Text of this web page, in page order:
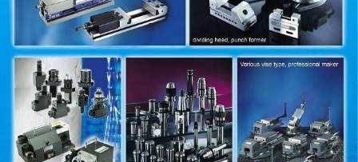
Los accesorios y herramientas universales en metalmecánica son
aquellos que se utilizan en una variedad de tareas y procesos de
fabricación de piezas metálicas. Estas herramientas pueden ser
consideradas como herramientas básicas que son necesarias para
cualquier trabajo de metalmecánica. Algunos ejemplos de accesorios y
herramientas universales en metalmecánica incluyen:
Tornillos de banco: son herramientas que se utilizan para sujetar las
piezas metálicas durante el proceso de fabricación.